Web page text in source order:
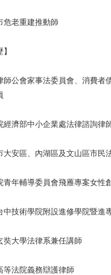
危老重建推動師
】
師公會家事法委員會、消費者
經濟部中小企業處法律諮詢律
大安區、內湖區及文山區市民
青年輔導委員會飛雁專案女性
中技術學院附設進修學院暨進
奘大學法律系兼任講師
等法院義務辯護律師